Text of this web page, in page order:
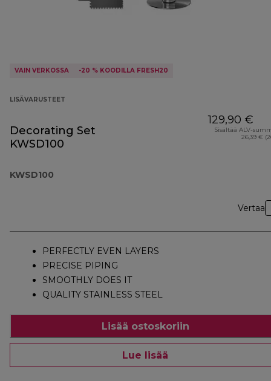
VAIN VERKOSSA -20 % KOODILLA FRESH20
LISÄVARUSTEET
Decorating Set
KWSD100
KWSD100
129,90 €
Sisältää ALV-
26,39 €
Vertaa
PERFECTLY EVEN LAYERS
PRECISE PIPING
SMOOTHLY DOES IT
QUALITY STAINLESS STEEL
Lisää ostoskoriin
Lue lisää